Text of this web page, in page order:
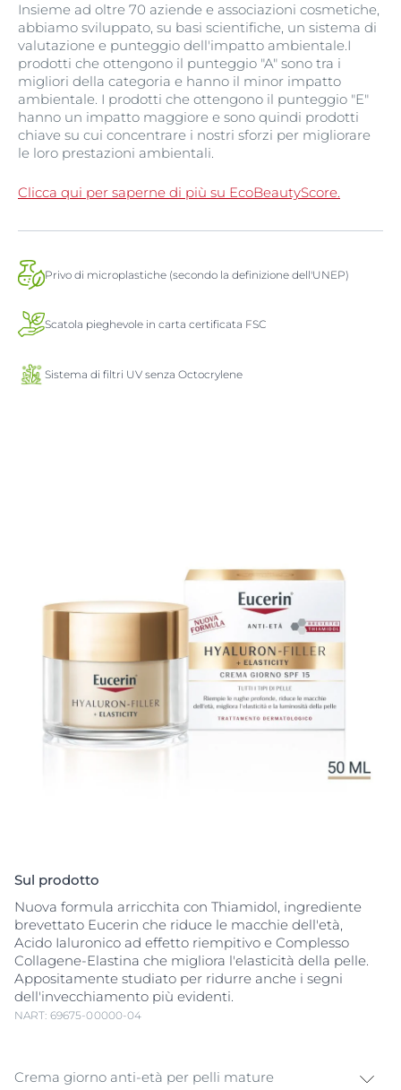
Insieme ad oltre 70 aziende e associazioni cosmetiche,
abbiamo sviluppato, su basi scientifiche, un sistema di
valutazione e punteggio dell'impatto ambientale.I
prodotti che ottengono il punteggio "A" sono tra i
migliori della categoria e hanno il minor impatto
ambientale. I prodotti che ottengono il punteggio "E"
hanno un impatto maggiore e sono quindi prodotti
chiave su cui concentrare i nostri sforzi per migliorare
le loro prestazioni ambientali.
Clicca qui per saperne di più su EcoBeautyScore.
Privo di microplastiche (secondo la definizione dell'UNEP)
Scatola pieghevole in carta certificata FSC
Sistema di filtri UV senza Octocrylene
Sul prodotto
Nuova formula arricchita con Thiamidol, ingrediente
brevettato Eucerin che riduce le macchie dell'età,
Acido Ialuronico ad effetto riempitivo e Complesso
Collagene-Elastina che migliora l'elasticità della pelle.
Appositamente studiato per ridurre anche i segni
dell'invecchiamento più evidenti.
NART: 69675-00000-04
Crema giorno anti-età per pelli mature